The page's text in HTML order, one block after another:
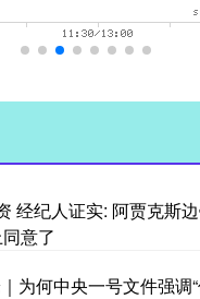
经纪人证实: 阿贾克斯
意了
为何中央一号文件强调